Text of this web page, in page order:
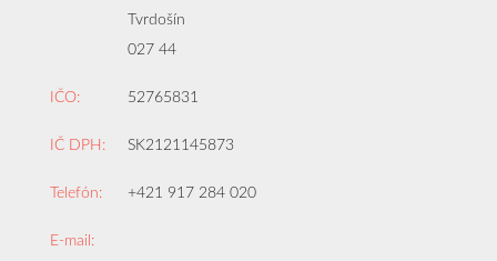
Tvrdošín
027 44
IČO: 52765831
IČ DPH: SK2121145873
Telefón: +421 917 284 020
E-mail: